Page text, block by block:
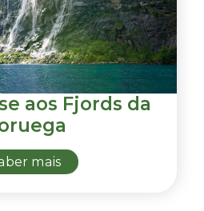
aos Fjords da
mais